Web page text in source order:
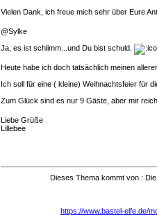
Vielen Dank, ich freue mich sehr über Eure
@Sylke
Ja, es ist schlimm...und Du bist schuld.
Heute habe ich doch tatsächlich meinen
Ich soll für eine ( kleine) Weihnachtsfeier für
Zum Glück sind es nur 9 Gäste, aber mir
Liebe Grüße
Lillebee
Dieses Thema kommt von :
https://www.bastel-elfe.de/